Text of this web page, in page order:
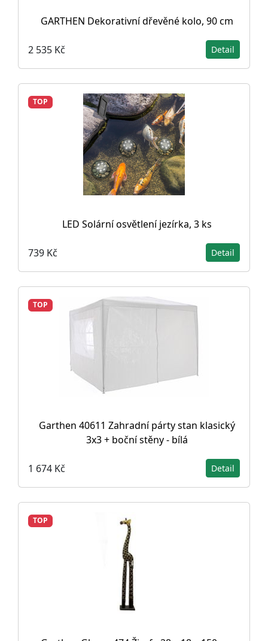
GARTHEN Dekorativní dřevěné kolo, 90 cm
2 535 Kč Detail
TOP
LED Solární osvětlení jezírka, 3 ks
739 Kč Detail
TOP
Garthen 40611 Zahradní párty stan klasický
3x3 + boční stěny - bílá
1 674 Kč Detail
TOP